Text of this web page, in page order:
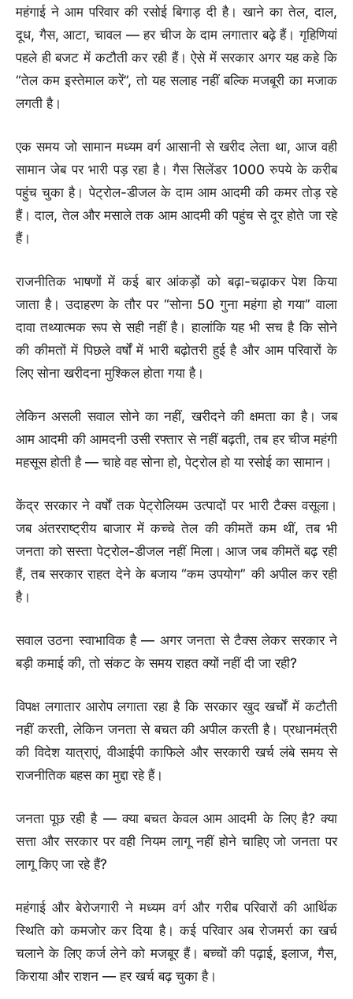
महंगाई ने आम परिवार की रसोई बिगाड़ दी है। खाने का तेल, दाल,
दूध, गैस, आटा, चावल — हर चीज के दाम लगातार बढ़े हैं। गृहिणियां
पहले ही बजट में कटौती कर रही हैं। ऐसे में सरकार अगर यह कहे कि
“तेल कम इस्तेमाल करें”, तो यह सलाह नहीं बल्कि मजबूरी का मजाक
लगती है।
एक समय जो सामान मध्यम वर्ग आसानी से खरीद लेता था, आज वही
सामान जेब पर भारी पड़ रहा है। गैस सिलेंडर 1000 रुपये के करीब
पहुंच चुका है। पेट्रोल-डीजल के दाम आम आदमी की कमर तोड़ रहे
हैं। दाल, तेल और मसाले तक आम आदमी की पहुंच से दूर होते जा रहे
हैं।
राजनीतिक भाषणों में कई बार आंकड़ों को बढ़ा-चढ़ाकर पेश किया
जाता है। उदाहरण के तौर पर “सोना 50 गुना महंगा हो गया” वाला
दावा तथ्यात्मक रूप से सही नहीं है। हालांकि यह भी सच है कि सोने
की कीमतों में पिछले वर्षों में भारी बढ़ोतरी हुई है और आम परिवारों के
लिए सोना खरीदना मुश्किल होता गया है।
लेकिन असली सवाल सोने का नहीं, खरीदने की क्षमता का है। जब
आम आदमी की आमदनी उसी रफ्तार से नहीं बढ़ती, तब हर चीज महंगी
महसूस होती है — चाहे वह सोना हो, पेट्रोल हो या रसोई का सामान।
केंद्र सरकार ने वर्षों तक पेट्रोलियम उत्पादों पर भारी टैक्स वसूला।
जब अंतरराष्ट्रीय बाजार में कच्चे तेल की कीमतें कम थीं, तब भी
जनता को सस्ता पेट्रोल-डीजल नहीं मिला। आज जब कीमतें बढ़ रही
हैं, तब सरकार राहत देने के बजाय “कम उपयोग” की अपील कर रही
है।
सवाल उठना स्वाभाविक है — अगर जनता से टैक्स लेकर सरकार ने
बड़ी कमाई की, तो संकट के समय राहत क्यों नहीं दी जा रही?
विपक्ष लगातार आरोप लगाता रहा है कि सरकार खुद खर्चों में कटौती
नहीं करती, लेकिन जनता से बचत की अपील करती है। प्रधानमंत्री
की विदेश यात्राएं, वीआईपी काफिले और सरकारी खर्च लंबे समय से
राजनीतिक बहस का मुद्दा रहे हैं।
जनता पूछ रही है — क्या बचत केवल आम आदमी के लिए है? क्या
सत्ता और सरकार पर वही नियम लागू नहीं होने चाहिए जो जनता पर
लागू किए जा रहे हैं?
महंगाई और बेरोजगारी ने मध्यम वर्ग और गरीब परिवारों की आर्थिक
स्थिति को कमजोर कर दिया है। कई परिवार अब रोजमर्रा का खर्च
चलाने के लिए कर्ज लेने को मजबूर हैं। बच्चों की पढ़ाई, इलाज, गैस,
किराया और राशन — हर खर्च बढ़ चुका है।